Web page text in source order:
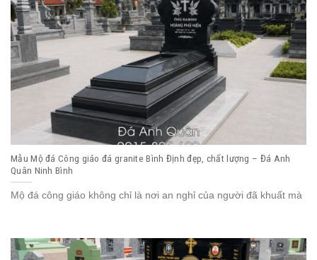
Mẫu Mộ đá Công giáo đá granite Bình Định đẹp, chất lượng – Đá Anh
Quân Ninh Bình
Mộ đá công giáo không chỉ là nơi an nghỉ của người đã khuất mà